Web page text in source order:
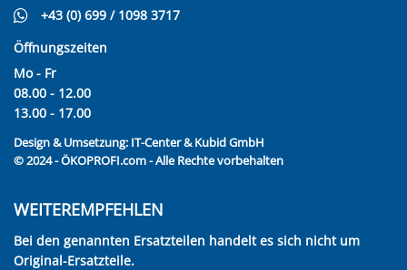
+43 (0) 699 / 1098 3717
Öffnungszeiten
Mo - Fr
08.00 - 12.00
13.00 - 17.00
Design & Umsetzung: IT-Center & Kubid GmbH
© 2024 - ÖKOPROFI.com - Alle Rechte vorbehalten
WEITEREMPFEHLEN
Bei den genannten Ersatzteilen handelt es sich nicht um
Original-Ersatzteile.